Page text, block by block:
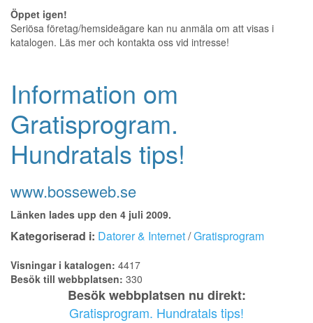
Öppet igen!
Seriösa företag/hemsideägare kan nu anmäla om att visas i
katalogen. Läs mer och kontakta oss vid intresse!
Information om
Gratisprogram.
Hundratals tips!
www.bosseweb.se
Länken lades upp den 4 juli 2009.
Kategoriserad i: Datorer & Internet/Gratisprogram
Visningar i katalogen: 4417
Besök till webbplatsen: 330
Besök webbplatsen nu direkt:
Gratisprogram. Hundratals tips!